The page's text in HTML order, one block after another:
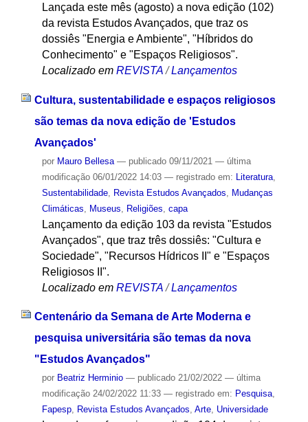
Lançada este mês (agosto) a nova edição (102)
da revista Estudos Avançados, que traz os
dossiês "Energia e Ambiente", "Híbridos do
Conhecimento" e "Espaços Religiosos".
Localizado em REVISTA /Lançamentos
Cultura, sustentabilidade e espaços religiosos
são temas da nova edição de 'Estudos
Avançados'
por Mauro Bellesa — publicado09/11/2021 — última
modificação06/01/2022 14:03 — registrado em: Literatura,
Sustentabilidade, Revista Estudos Avançados
Mudanças
Climáticas
Museus Religiões capa
Lançamento da edição 103 da revista "Estudos
Avançados", que traz três dossiês: "Cultura e
Sociedade", "Recursos Hídricos II" e "Espaços
Religiosos II".
Localizado em REVISTA /Lançamentos
Centenário da Semana de Arte Moderna e
pesquisa universitária são temas da nova
"Estudos Avançados"
por Beatriz Herminio — publicado21/02/2022 — última
modificação24/02/2022 11:33 — registrado em: Pesquisa,
Fapesp, Revista Estudos Avançados, Arte, Universidade